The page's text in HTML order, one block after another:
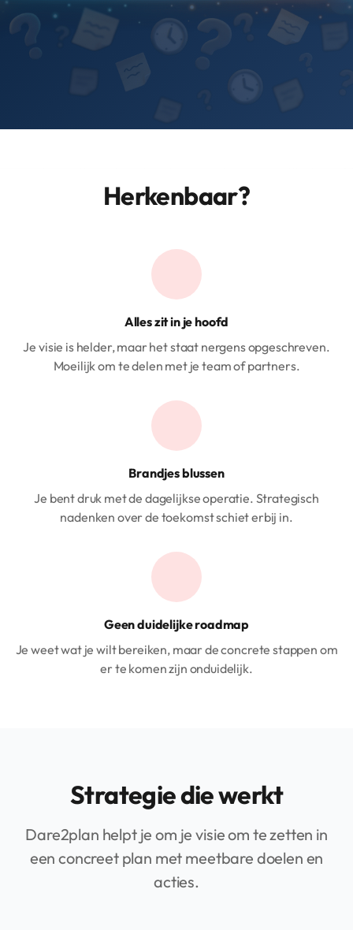
Herkenbaar?
Alles zit in je hoofd
Je visie is helder, maar het staat nergens opgeschreven.
Moeilijk om te delen met je team of partners.
Brandjes blussen
Je bent druk met de dagelijkse operatie. Strategisch
nadenken over de toekomst schiet erbij in.
Geen duidelijke roadmap
Je weet wat je wilt bereiken, maar de concrete stappen om
er te komen zijn onduidelijk.
Strategie die werkt
Dare2plan helpt je om je visie om te zetten in
een concreet plan met meetbare doelen en
acties.